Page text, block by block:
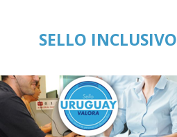
SELLO INCLUSIVO